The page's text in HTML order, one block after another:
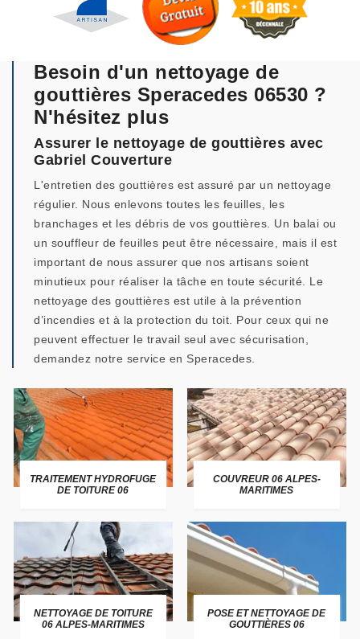
Besoin d'un nettoyage de
gouttières Speracedes 06530 ?
N'hésitez plus
Assurer le nettoyage de gouttières avec
Gabriel Couverture
L'entretien des gouttières est assuré par un nettoyage
régulier. Nous enlevons toutes les feuilles, les
branchages et les débris de vos gouttières. Un balai ou
un souffleur de feuilles peut être nécessaire, mais il est
important de nous assurer que nos artisans soient
minutieux pour réaliser la tâche en toute sécurité. Le
nettoyage des gouttières est utile à la prévention
d’incendies et à la protection du toit. Pour ceux qui ne
peuvent effectuer le travail seul avec sécurisation,
demandez notre service en Speracedes.
TRAITEMENT HYDROFUGE
DE TOITURE 06
COUVREUR 06 ALPES-
MARITIMES
NETTOYAGE DE TOITURE
06 ALPES-MARITIMES
POSE ET NETTOYAGE DE
GOUTTIÈRES 06